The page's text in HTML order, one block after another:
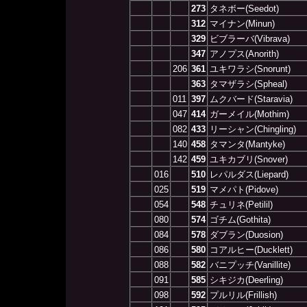
273 タネボー(Seedot)
312 マイナン(Minun)
329 ビブラーバ(Vibrava)
347 アノプス(Anorith)
206 361 ユキワラシ(Snorunt)
363 タマザラシ(Spheal)
011 397 ムクバード(Staravia)
047 414 ガーメイル(Mothim)
082 433
リーシャン(Chingling)
140 458 タマンタ(Mantyke)
142 459 ユキカブリ(Snover)
016
510 レパルダス(Liepard)
025
519 マメパト(Pidove)
054
548 チュリネ(Petilil)
080
574 ゴチム(Gothita)
084
578 ダブラン(Duosion)
086
580 コアルヒー(Ducklett)
088
582 バニプッチ(Vanillite)
091
585 シキジカ(Deerling)
098
592 プルリル(Frillish)